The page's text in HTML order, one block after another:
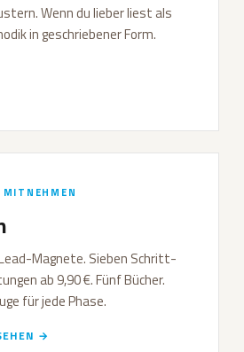
Wenn du lieber liest als
in geschriebener Form.
MITNEHMEN
Magnete. Sieben Schritt-
ab 9,90 €. Fünf Bücher.
für jede Phase.
→